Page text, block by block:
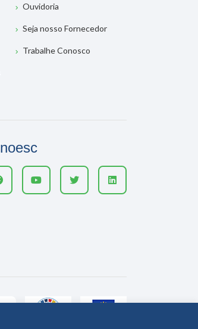
Ouvidoria
Seja nosso Fornecedor
Trabalhe Conosco